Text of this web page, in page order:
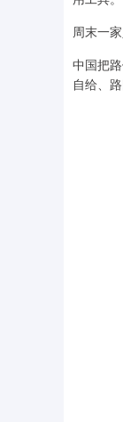
周末一
中国把
自给、